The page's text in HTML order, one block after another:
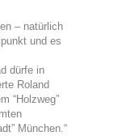
– natürlich
und es
dürfe in
Roland
“Holzweg”
München.“